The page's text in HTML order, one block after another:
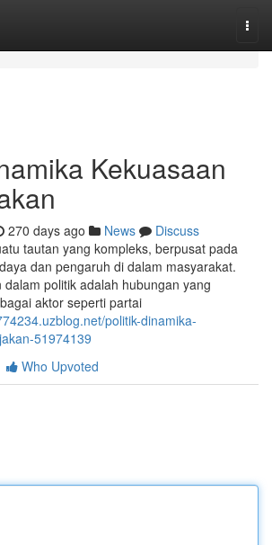
Kekuasaan
270 days ago News
Discuss
tautan yang kompleks, berpusat pada
dan pengaruh di dalam masyarakat.
dalam politik adalah hubungan yang
aktor seperti partai
politik-dinamika-
51974139
Who Upvoted